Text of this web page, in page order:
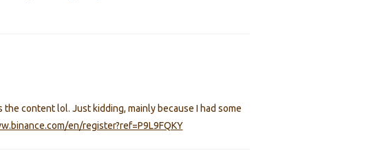
content lol. Just kidding, mainly because I had some
en/register?ref=P9L9FQKY